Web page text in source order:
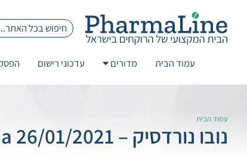
עמוד הבית מדורים עדכוני רישום
עמוד הבית
נובו נורדסיק – 26/01/2021 Eviana